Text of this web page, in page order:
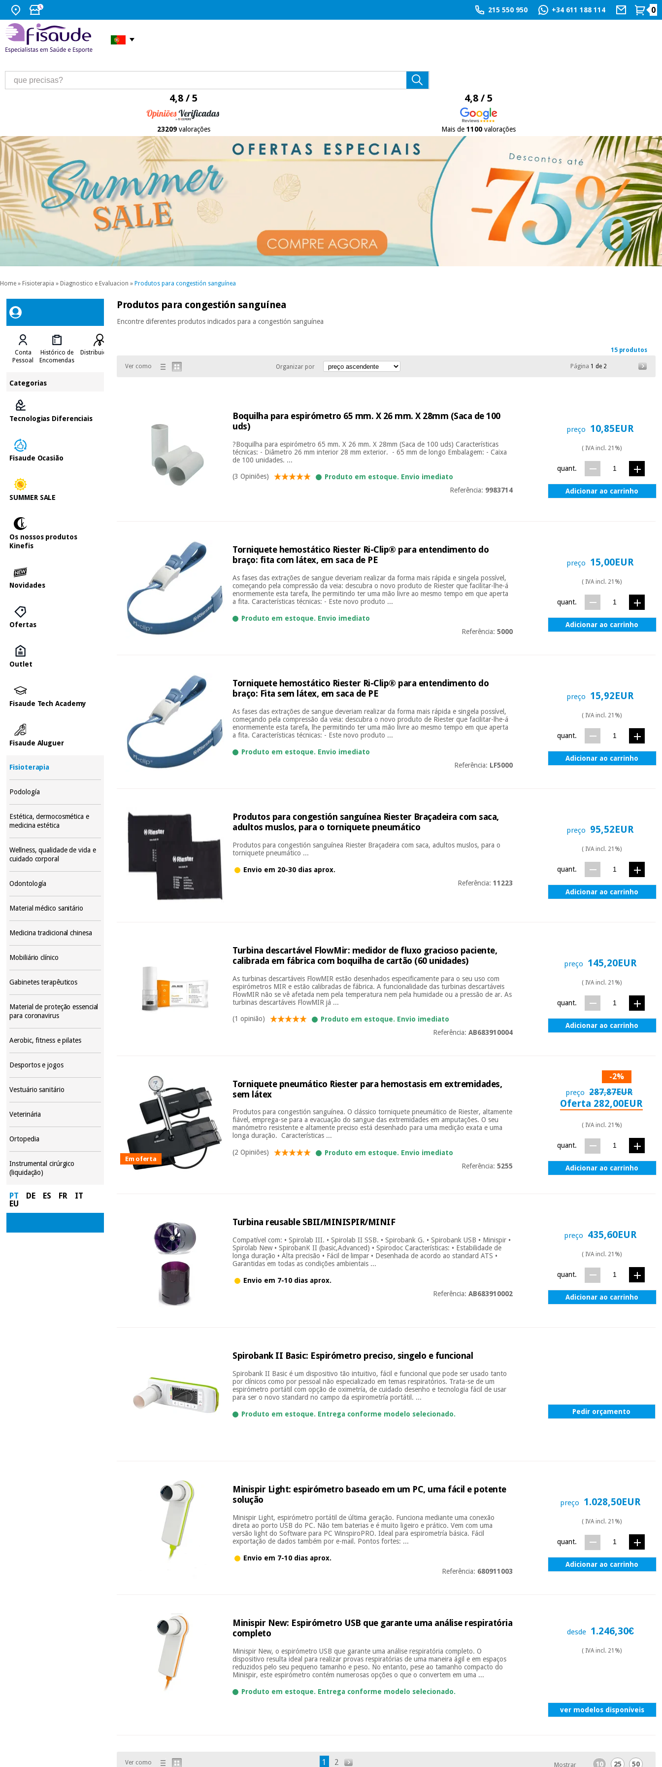
215 550 950 +34 611 188 114 0
4,8 / 5
23209valorações
4,8 / 5
Mais de 1100valorações
Home » Fisioterapia » Diagnostico e Evaluacion » Produtos para congestión sanguínea
Conta
Pessoal
Histórico de
Encomendas
Distribuidores
Categorias
Tecnologias Diferenciais
Fisaude Ocasião
SUMMER SALE
Os nossos produtos
Kinefis
Novidades
Ofertas
Outlet
Fisaude Tech Academy
Fisaude Aluguer
Fisioterapia
Podología
Estética, dermocosmética e
medicina estética
Wellness, qualidade de vida e
cuidado corporal
Odontología
Material médico sanitário
Medicina tradicional chinesa
Mobiliário clínico
Gabinetes terapêuticos
Material de proteção essencial
para coronavirus
Aerobic, fitness e pilates
Desportos e jogos
Vestuário sanitário
Veterinária
Ortopedia
Instrumental cirúrgico
(liquidação)
PT DE ES FR
IT
EU
Produtos para congestión sanguínea
Encontre diferentes produtos indicados para a congestión sanguínea
15 produtos
Ver como Organizar por Página 1 de 2
Boquilha para espirómetro 65 mm. X 26 mm. X 28mm (Saca de 100
uds)
?Boquilha para espirómetro 65 mm. X 26 mm. X 28mm (Saca de 100 uds) Características
técnicas: - Diâmetro 26 mm interior 28 mm exterior. - 65 mm de longo Embalagem: - Caixa
de 100 unidades. ...
(3 Opiniões)
Produto em estoque. Envio imediato
Referência: 9983714
preço 10,85EUR
( IVA incl. 21%)
quant.
Adicionar ao carrinho
Torniquete hemostático Riester Ri-Clip® para entendimento do
braço: fita com látex, em saca de PE
As fases das extrações de sangue deveriam realizar da forma mais rápida e singela possível,
começando pela compressão da veia: descubra o novo produto de Riester que facilitar-lhe-á
enormemente esta tarefa, lhe permitindo ter uma mão livre ao mesmo tempo em que aperta
a fita. Características técnicas: - Este novo produto ...
Produto em estoque. Envio imediato
Referência: 5000
preço 15,00EUR
( IVA incl. 21%)
quant.
Adicionar ao carrinho
Torniquete hemostático Riester Ri-Clip® para entendimento do
braço: Fita sem látex, em saca de PE
As fases das extrações de sangue deveriam realizar da forma mais rápida e singela possível,
começando pela compressão da veia: descubra o novo produto de Riester que facilitar-lhe-á
enormemente esta tarefa, lhe permitindo ter uma mão livre ao mesmo tempo em que aperta
a fita. Características técnicas: - Este novo produto ...
Produto em estoque. Envio imediato
Referência: LF5000
preço 15,92EUR
( IVA incl. 21%)
quant.
Adicionar ao carrinho
Produtos para congestión sanguínea Riester Braçadeira com saca,
adultos muslos, para o torniquete pneumático
Produtos para congestión sanguínea Riester Braçadeira com saca, adultos muslos, para o
torniquete pneumático ...
Envio em 20-30 dias aprox.
Referência: 11223
preço 95,52EUR
( IVA incl. 21%)
quant.
Adicionar ao carrinho
Turbina descartável FlowMir: medidor de fluxo gracioso paciente,
calibrada em fábrica com boquilha de cartão (60 unidades)
As turbinas descartáveis FlowMIR estão desenhados especificamente para o seu uso com
espirómetros MIR e estão calibradas de fábrica. A funcionalidade das turbinas descartáveis
FlowMIR não se vê afetada nem pela temperatura nem pela humidade ou a pressão de ar. As
turbinas descartáveis FlowMIR já ...
(1 opinião)
Produto em estoque. Envio imediato
Referência: AB683910004
preço 145,20EUR
( IVA incl. 21%)
quant.
Adicionar ao carrinho
Em oferta
Torniquete pneumático Riester para hemostasis em extremidades,
sem látex
Produtos para congestión sanguínea. O clássico torniquete pneumático de Riester, altamente
fiável, emprega-se para a evacuação do sangue das extremidades em amputações. O seu
manómetro resistente e altamente preciso está desenhado para uma medição exata e uma
longa duração. Características ...
(2 Opiniões)
Produto em estoque. Envio imediato
Referência: 5255
-2%
preço 287,87EUR
Oferta 282,00EUR
( IVA incl. 21%)
quant.
Adicionar ao carrinho
Turbina reusable SBII/MINISPIR/MINIF
Compatível com: • Spirolab III. • Spirolab II SSB. • Spirobank G. • Spirobank USB • Minispir •
Spirolab New • SpirobanK II (basic,Advanced) • Spirodoc Características: • Estabilidade de
longa duração • Alta precisão • Fácil de limpar • Desenhada de acordo ao standard ATS •
Garantidas em todas as condições ambientais ...
Envio em 7-10 dias aprox.
Referência: AB683910002
preço 435,60EUR
( IVA incl. 21%)
quant.
Adicionar ao carrinho
Spirobank II Basic: Espirómetro preciso, singelo e funcional
Spirobank II Basic é um dispositivo tão intuitivo, fácil e funcional que pode ser usado tanto
por clínicos como por pessoal não especializado em temas respiratórios. Trata-se de um
espirómetro portátil com opção de oximetría, de cuidado desenho e tecnologia fácil de usar
para ser o novo standard no campo da espirometría portátil. ...
Produto em estoque. Entrega conforme modelo selecionado. Pedir orçamento
Minispir Light: espirómetro baseado em um PC, uma fácil e potente
solução
Minispir Light, espirómetro portátil de última geração. Funciona mediante uma conexão
direta ao porto USB do PC. Não tem baterias e é muito ligeiro e prático. Vem com uma
versão light do Software para PC WinspiroPRO. Ideal para espirometría básica. Fácil
exportação de dados também por e-mail. Pontos fortes: ...
Envio em 7-10 dias aprox.
Referência: 680911003
preço 1.028,50EUR
( IVA incl. 21%)
quant.
Adicionar ao carrinho
Minispir New: Espirómetro USB que garante uma análise respiratória
completo
Minispir New, o espirómetro USB que garante uma análise respiratória completo. O
dispositivo resulta ideal para realizar provas respiratórias de uma maneira ágil e em espaços
reduzidos pelo seu pequeno tamanho e peso. No entanto, pese ao tamanho compacto do
Minispir, este espirómetro contém numerosas opções o que o convertem em uma ...
Produto em estoque. Entrega conforme modelo selecionado.
desde 1.246,30€
( IVA incl. 21%)
ver modelos disponíveis
Ver como 1 2 Mostrar 10 25 50